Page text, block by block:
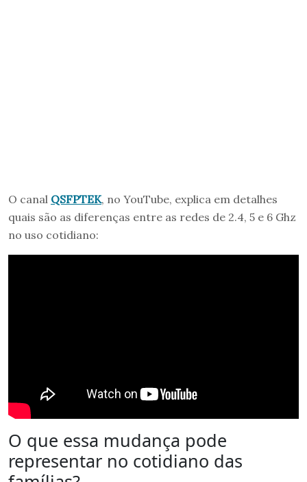
O canal QSFPTEK, no YouTube, explica em detalhes
quais são as diferenças entre as redes de 2.4, 5 e 6 Ghz
no uso cotidiano:
O que essa mudança pode
representar no cotidiano das